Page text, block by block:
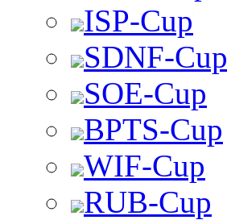
ISP-Cup
SDNF-Cup
SOE-Cup
BPTS-Cup
WIF-Cup
RUB-Cup